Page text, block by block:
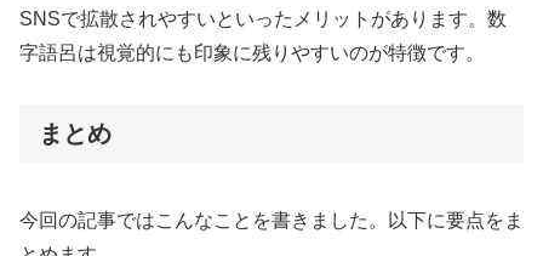
SNSで拡散されやすいといったメリットがあります。数
字語呂は視覚的にも印象に残りやすいのが特徴です。
まとめ
今回の記事ではこんなことを書きました。以下に要点をま